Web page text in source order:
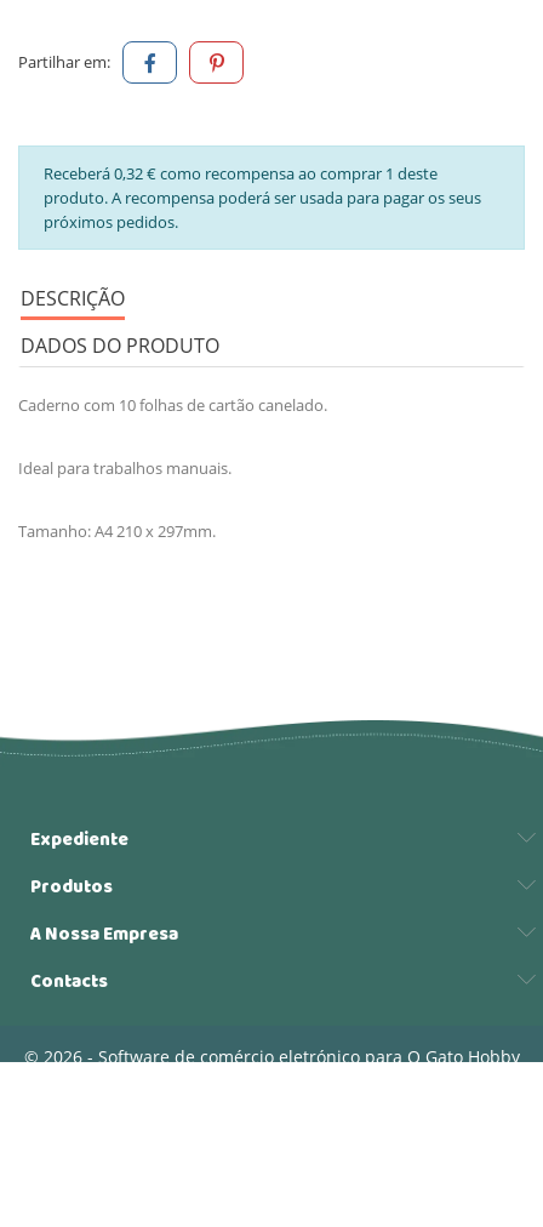
Partilhar em:
Receberá 0,32 € como recompensa ao comprar 1 deste
produto. A recompensa poderá ser usada para pagar os seus
próximos pedidos.
DESCRIÇÃO
DADOS DO PRODUTO
Caderno com 10 folhas de cartão canelado.
Ideal para trabalhos manuais.
Tamanho: A4 210 x 297mm.
Expediente
Produtos
A Nossa Empresa
Contacts
© 2026 - Software de comércio eletrónico para O Gato Hobby